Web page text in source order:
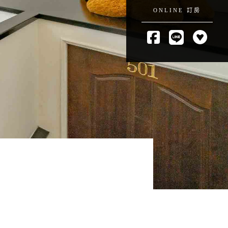
ONLINE 訂房